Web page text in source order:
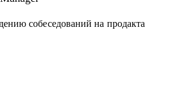
ситуации
- советами по карьере, процессам и
мотивировать, управлять
собеседований на продакта